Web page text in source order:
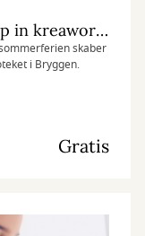
Det magiske liv i havet // drop in kreaworkshop
skaber
i Bryggen.
Gratis